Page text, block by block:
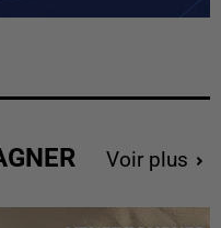
Voir plus